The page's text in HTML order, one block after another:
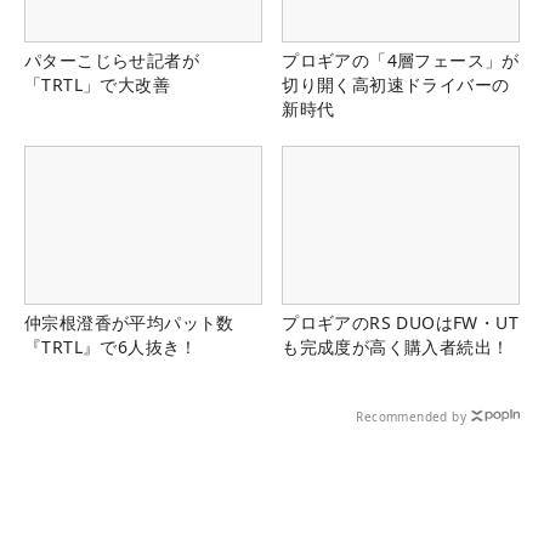
パターこじらせ記者が
「TRTL」で大改善
プロギアの「4層フェース」が
切り開く高初速ドライバーの
新時代
仲宗根澄香が平均パット数
『TRTL』で6人抜き！
プロギアのRS DUOはFW・UT
も完成度が高く購入者続出！
Recommended by